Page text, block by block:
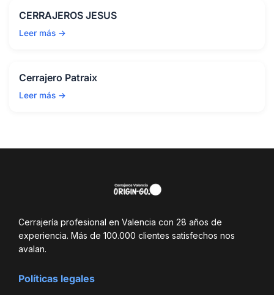
CERRAJEROS JESUS
Leer más →
Cerrajero Patraix
Leer más →
Cerrajería profesional en Valencia con 28 años de
experiencia. Más de 100.000 clientes satisfechos nos
avalan.
Políticas legales